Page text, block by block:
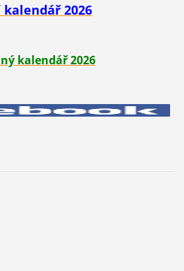
2026
kalendář 2026